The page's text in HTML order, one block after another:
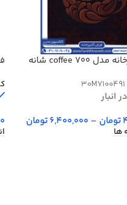
فرش آشپزخانه مدل coffee 700 شانه
30M7100491
انبار
تومان –
6,400,000تومان
ها